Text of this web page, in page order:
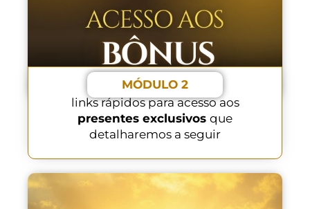
MÓDULO 2
links rápidos para acesso aos
presentes exclusivos que
detalharemos a seguir